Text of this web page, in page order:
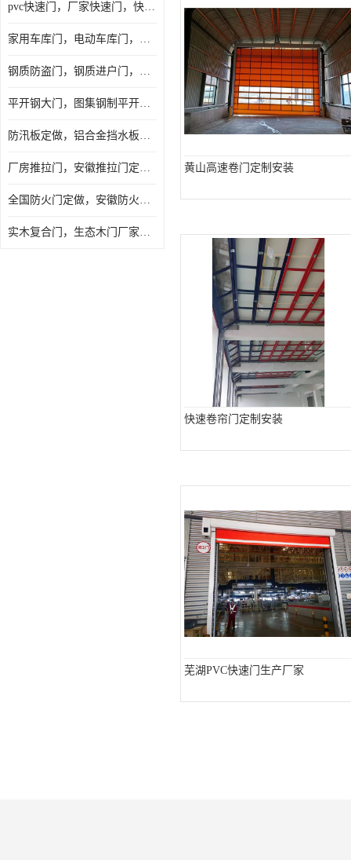
pvc快速门，厂家快速门，快速卷帘门，感应快速门
家用车库门，电动车库门，车库滑升门，车库门安装
钢质防盗门，钢质进户门，钢质非标门厂家
平开钢大门，图集钢制平开门，厂房平开大门
防汛板定做，铝合金挡水板门，地库挡水板
厂房推拉门，安徽推拉门定做，夹芯板平移大门
全国防火门定做，安徽防火门批发，防火门价格
实木复合门，生态木门厂家，免漆门定做，安徽木门厂家直销
黄山高速卷门定制安装
快速卷帘门定制安装
芜湖PVC快速门生产厂家